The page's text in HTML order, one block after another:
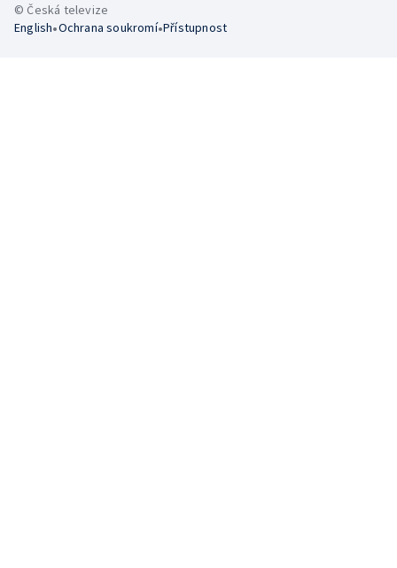
© Česká televize
English•Ochrana soukromí•Přístupnost